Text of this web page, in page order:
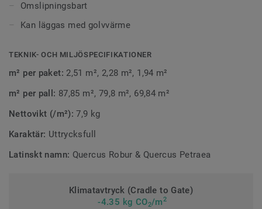
Omslipningsbart
Kan läggas med golvvärme
TEKNIK- OCH MILJÖSPECIFIKATIONER
m² per paket: 2,51 m², 2,28 m², 1,94 m²
m² per pall: 87,85 m², 79,8 m², 69,84 m²
Nettovikt (/m²):7,9 kg
Karaktär: Uttrycksfull
Latinskt namn: Quercus Robur & Quercus Petraea
Klimatavtryck (Cradle to Gate)
-4.35 kg CO2/m2